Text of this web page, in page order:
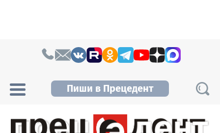
Пиши в Прецедент